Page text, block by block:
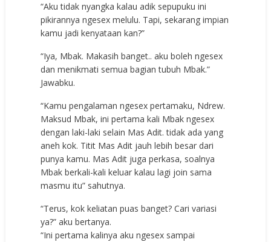
“Aku tidak nyangka kalau adik sepupuku ini
pikirannya ngesex melulu. Tapi, sekarang impian
kamu jadi kenyataan kan?”
“Iya, Mbak. Makasih banget.. aku boleh ngesex
dan menikmati semua bagian tubuh Mbak.”
Jawabku.
“Kamu pengalaman ngesex pertamaku, Ndrew.
Maksud Mbak, ini pertama kali Mbak ngesex
dengan laki-laki selain Mas Adit. tidak ada yang
aneh kok. Titit Mas Adit jauh lebih besar dari
punya kamu. Mas Adit juga perkasa, soalnya
Mbak berkali-kali keluar kalau lagi join sama
masmu itu” sahutnya.
“Terus, kok keliatan puas banget? Cari variasi
ya?” aku bertanya.
“Ini pertama kalinya aku ngesex sampai